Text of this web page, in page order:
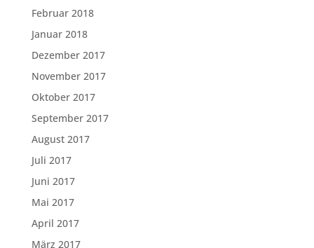
Februar 2018
Januar 2018
Dezember 2017
November 2017
Oktober 2017
September 2017
August 2017
Juli 2017
Juni 2017
Mai 2017
April 2017
März 2017